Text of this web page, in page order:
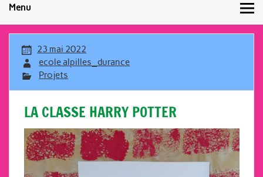
Menu
23 mai 2022
ecole alpilles_durance
Projets
LA CLASSE HARRY POTTER